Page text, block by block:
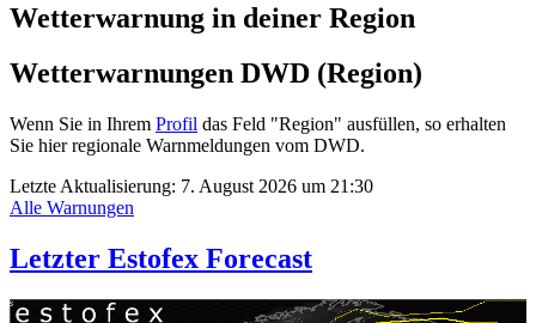
Wetterwarnung in deiner Region
Wetterwarnungen DWD (Region)
Wenn Sie in Ihrem Profil das Feld "Region" ausfüllen, so erhalten
Sie hier regionale Warnmeldungen vom DWD.
Letzte Aktualisierung: 7. August 2026 um 21:30
Alle Warnungen
Letzter Estofex Forecast